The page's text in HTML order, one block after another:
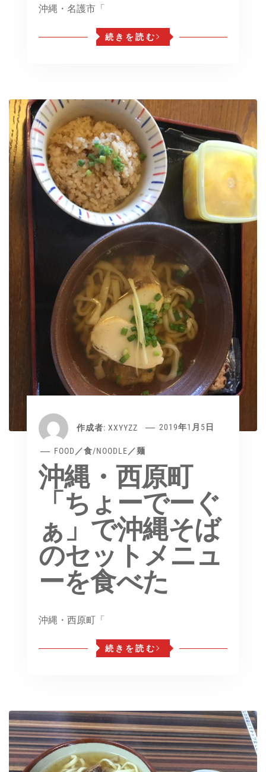
沖縄・名護市「
続きを読む
作成者: XXYYZZ 2019年1月5日
FOOD／食/NOODLE／麺
沖縄・西原町
「ちょーでーぐ
ぁ」で沖縄そば
のセットメニュ
ーを食べた
沖縄・西原町「
続きを読む